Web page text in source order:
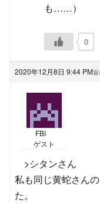
も……）
0
2020年12月8日 9:44 PM
FBI
ゲスト
>シタンさん
私も同じ黄蛇さん
た。